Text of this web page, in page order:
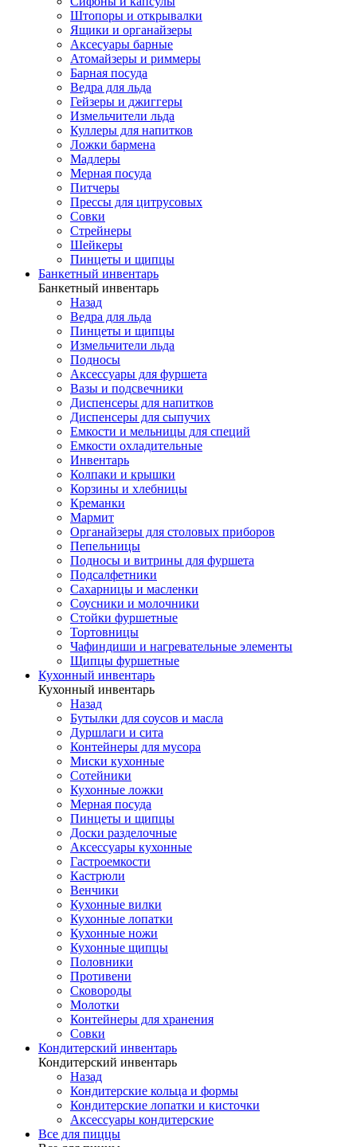
Штопоры и открывалки
Ящики и органайзеры
Аксесуары барные
Атомайзеры и риммеры
Барная посуда
Ведра для льда
Гейзеры и джиггеры
Измельчители льда
Куллеры для напитков
Ложки бармена
Мадлеры
Мерная посуда
Питчеры
Прессы для цитрусовых
Совки
Стрейнеры
Шейкеры
Пинцеты и щипцы
Банкетный инвентарь
Банкетный инвентарь
Назад
Ведра для льда
Пинцеты и щипцы
Измельчители льда
Подносы
Аксессуары для фуршета
Вазы и подсвечники
Диспенсеры для напитков
Диспенсеры для сыпучих
Емкости и мельницы для специй
Емкости охладительные
Инвентарь
Колпаки и крышки
Корзины и хлебницы
Креманки
Мармит
Органайзеры для столовых приборов
Пепельницы
Подносы и витрины для фуршета
Подсалфетники
Сахарницы и масленки
Соусники и молочники
Стойки фуршетные
Тортовницы
Чафиндиши и нагревательные элементы
Щипцы фуршетные
Кухонный инвентарь
Кухонный инвентарь
Назад
Бутылки для соусов и масла
Дуршлаги и сита
Контейнеры для мусора
Миски кухонные
Сотейники
Кухонные ложки
Мерная посуда
Пинцеты и щипцы
Доски разделочные
Аксессуары кухонные
Гастроемкости
Кастрюли
Венчики
Кухонные вилки
Кухонные лопатки
Кухонные ножи
Кухонные щипцы
Половники
Противени
Сковороды
Молотки
Контейнеры для хранения
Совки
Кондитерский инвентарь
Кондитерский инвентарь
Назад
Кондитерские кольца и формы
Кондитерские лопатки и кисточки
Аксессуары кондитерские
Все для пиццы